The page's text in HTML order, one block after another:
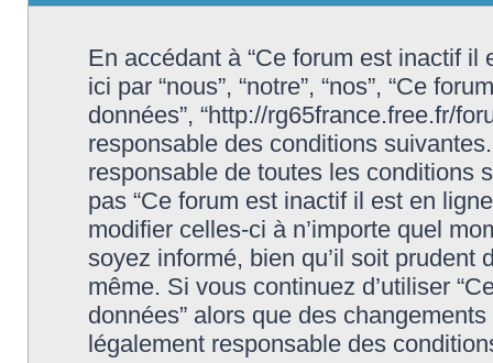
En accédant à “Ce forum est inactif
ici par “nous”, “notre”, “nos”, “Ce
données”, “http://rg65france.free.fr/
responsable des conditions
responsable de toutes les conditions
pas “Ce forum est inactif il est en
modifier celles-ci à n’importe quel
soyez informé, bien qu’il soit
même. Si vous continuez d’utiliser
données” alors que des
légalement responsable des